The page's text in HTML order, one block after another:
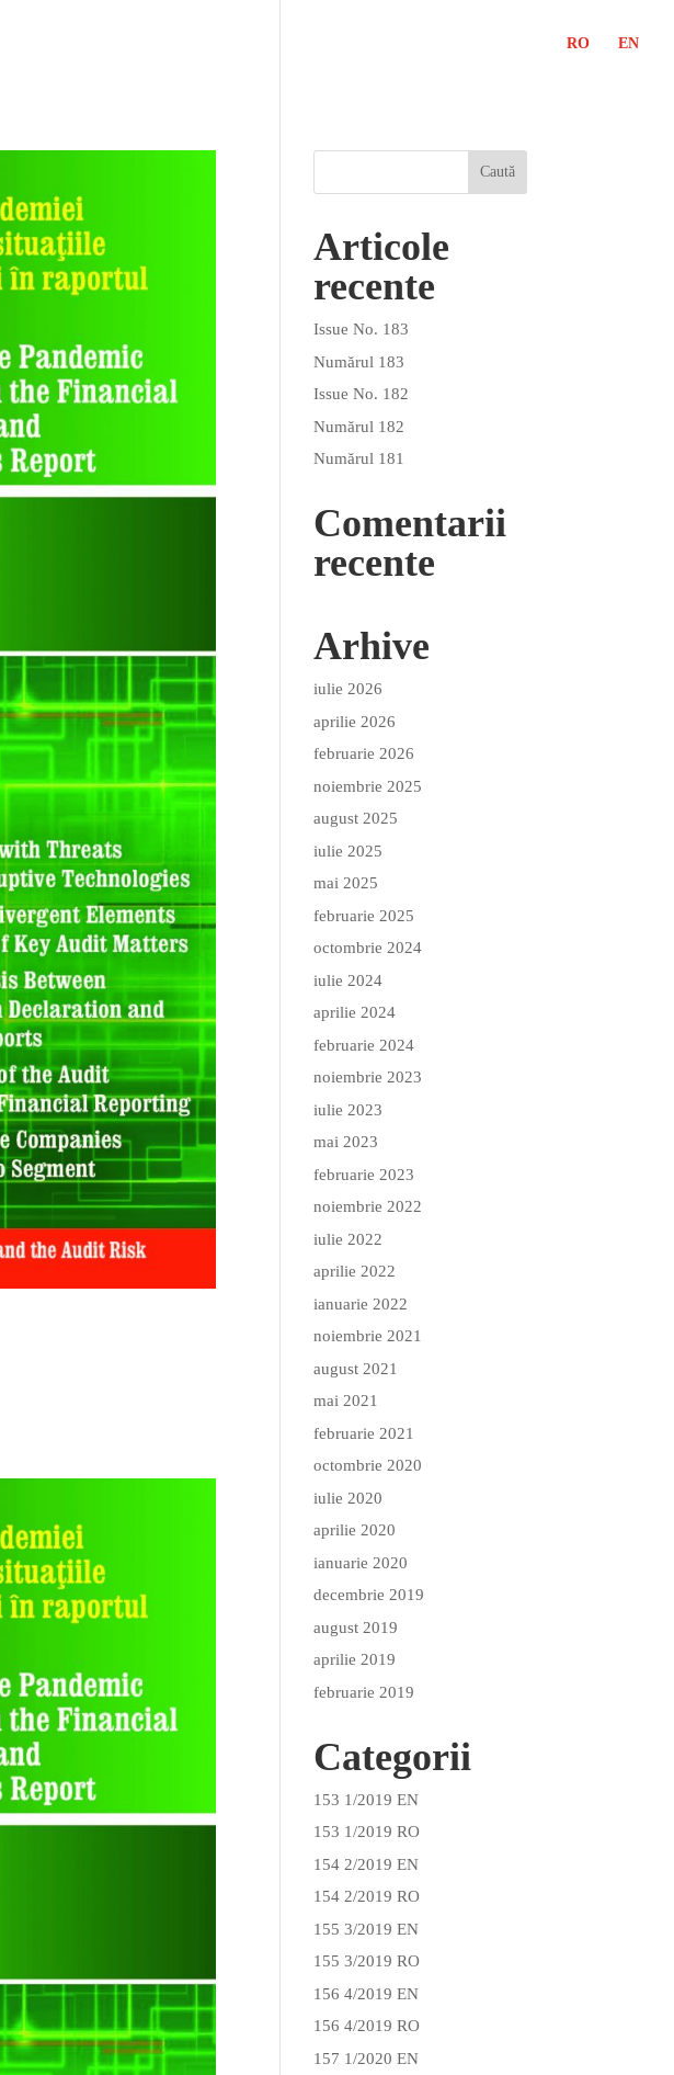
RO EN
Articole
recente
Issue No. 183
Numărul 183
Issue No. 182
Numărul 182
Numărul 181
Comentarii
recente
Arhive
iulie 2026
aprilie 2026
februarie 2026
noiembrie 2025
august 2025
iulie 2025
mai 2025
februarie 2025
octombrie 2024
iulie 2024
aprilie 2024
februarie 2024
noiembrie 2023
iulie 2023
mai 2023
februarie 2023
noiembrie 2022
iulie 2022
aprilie 2022
ianuarie 2022
noiembrie 2021
august 2021
mai 2021
februarie 2021
octombrie 2020
iulie 2020
aprilie 2020
ianuarie 2020
decembrie 2019
august 2019
aprilie 2019
februarie 2019
Categorii
153 1/2019 EN
153 1/2019 RO
154 2/2019 EN
154 2/2019 RO
155 3/2019 EN
155 3/2019 RO
156 4/2019 EN
156 4/2019 RO
157 1/2020 EN